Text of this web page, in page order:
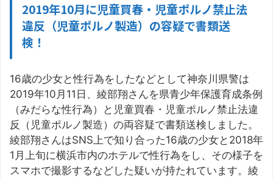
2019年10月に児童買春・児童ポルノ禁止法
違反（児童ポルノ製造）の容疑で書類送
検！
16歳の少女と性行為をしたなどとして神奈川県警は
2019年10月11日、綾部翔さんを県青少年保護育成条例
（みだらな性行為）と児童買春・児童ポルノ禁止法違
反（児童ポルノ製造）の両容疑で書類送検しました。
綾部翔さんはSNS上で知り合った16歳の少女と2018年
1月上旬に横浜市内のホテルで性行為をし、その様子を
スマホで撮影するなどした疑いが持たれています。綾